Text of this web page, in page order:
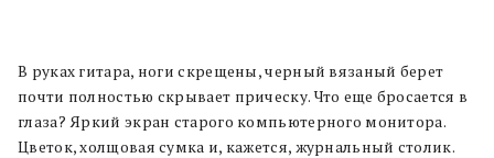
В руках гитара, ноги скрещены, черный вязаный берет
почти полностью скрывает прическу. Что еще бросается в
глаза? Яркий экран старого компьютерного монитора.
Цветок, холщовая сумка и, кажется, журнальный столик.